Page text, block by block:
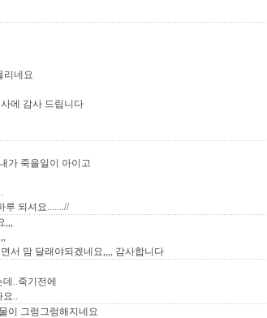
리네요
에 감사 드립니다
가 죽을일이 아이고
루 되셔요.......//
,,,
서 맘 달래야되겠네요,,,, 감사합니다
..죽기전에
요..
이 그렁그렁해지네요